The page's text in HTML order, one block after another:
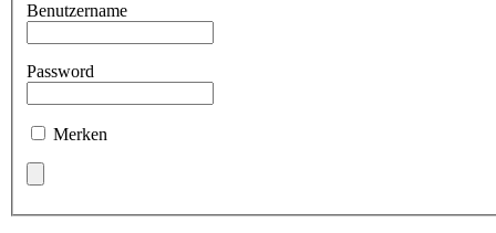
Benutzername
Password
Merken